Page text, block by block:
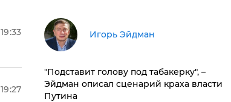
19:33
19:27
Игорь Эйдман
​"Подставит голову под табакерку", –
Эйдман описал сценарий краха власти
Путина